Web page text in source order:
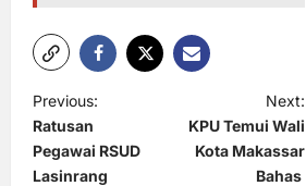
P
o
s
Previous:
Ratusan
Pegawai RSUD
Lasinrang
Next:
KPU Temui Wali
Kota Makassar
Bahas